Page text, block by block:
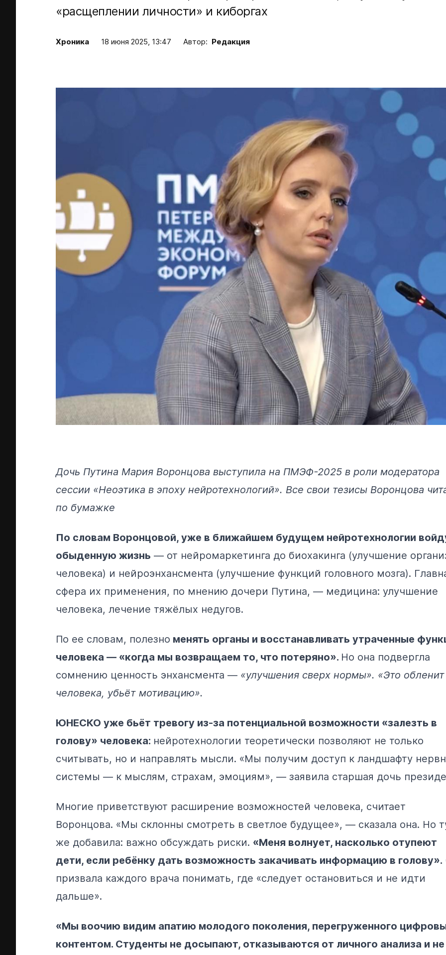
«расщеплении личности» и киборгах
Хроника 18 июня 2025, 13:47 Автор: Редакция
Дочь Путина Мария Воронцова выступила на ПМЭФ-2025 в роли модератора
сессии «Неоэтика в эпоху нейротехнологий». Все свои тезисы Воронцова
по бумажке
По словам Воронцовой, уже в ближайшем будущем нейротехнологии
обыденную жизнь — от нейромаркетинга до биохакинга (улучшение
человека) и нейроэнхансмента (улучшение функций головного мозга).
сфера их применения, по мнению дочери Путина, — медицина: улучшение
человека, лечение тяжёлых недугов.
По ее словам, полезно менять органы и восстанавливать утраченные
человека — «когда мы возвращаем то, что потеряно». Но она подвергла
сомнению ценность энхансмента — «улучшения сверх нормы». «Это обленит
человека, убьёт мотивацию».
ЮНЕСКО уже бьёт тревогу из-за потенциальной возможности «залезть в
голову» человека: нейротехнологии теоретически позволяют не только
считывать, но и направлять мысли. «Мы получим доступ к ландшафту
системы — к мыслям, страхам, эмоциям», — заявила старшая дочь
Многие приветствуют расширение возможностей человека, считает
Воронцова. «Мы склонны смотреть в светлое будущее», — сказала она. Но
же добавила: важно обсуждать риски. «Меня волнует, насколько отупеют
дети, если ребёнку дать возможность закачивать информацию в голову».
призвала каждого врача понимать, где «следует остановиться и не идти
дальше».
«Мы воочию видим апатию молодого поколения, перегруженного
контентом. Студенты не досыпают, отказываются от личного анализа и не